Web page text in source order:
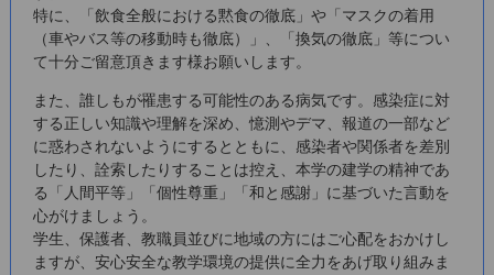
特に、「飲食全般における黙食の徹底」や「マスクの着用
（車やバス等の移動時も徹底）」、「換気の徹底」等につい
て十分ご留意頂きます様お願いします。
また、誰しもが罹患する可能性のある病気です。感染症に対
する正しい知識や理解を深め、憶測やデマ、報道の一部など
に惑わされないようにするとともに、感染者や関係者を差別
したり、詮索したりすることは控え、本学の建学の精神であ
る「人間平等」「個性尊重」「和と感謝」に基づいた言動を
心がけましょう。
学生、保護者、教職員並びに地域の方にはご心配をおかけし
ますが、安心安全な教学環境の提供に全力をあげ取り組みま